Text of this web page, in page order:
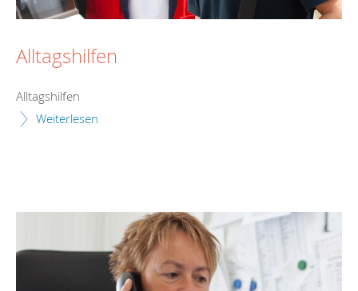
Alltagshilfen
Alltagshilfen
Weiterlesen